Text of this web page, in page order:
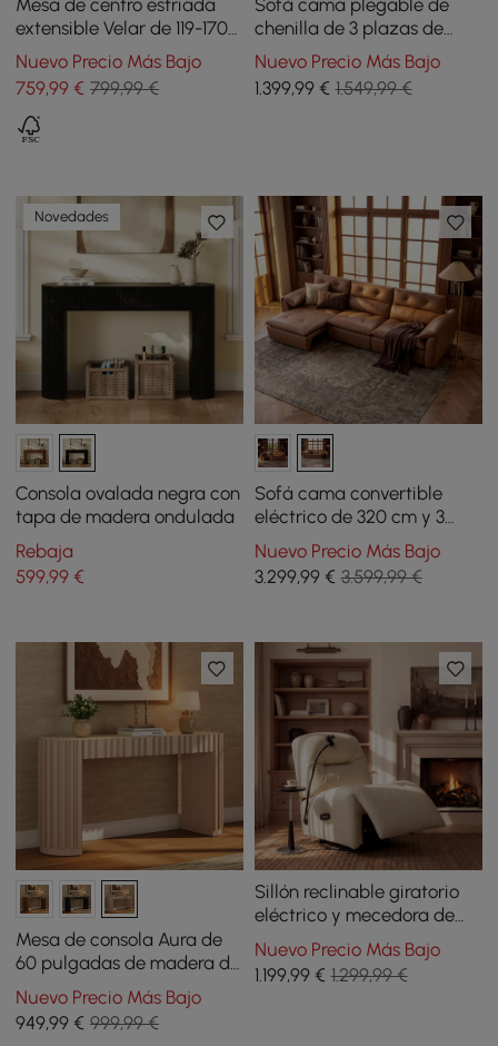
extensible Velar de 119-170
cm con tapa de piedra
sinterizada y
almacenamiento
Nuevo Precio Más Bajo
759,99 € 799,99 €
chenilla de 3 plazas de
204cm con funda extraíble
Nuevo Precio Más Bajo
1.399,99€ 1.549,99 €
Novedades
Consola ovalada negra con
tapa de madera ondulada
Rebaja
599,99 €
Sofá cama convertible
eléctrico de 320 cm y 3
plazas de cuero genuino
con reposacabezas
ajustables
Nuevo Precio Más Bajo
3.299,99€ 3.599,99 €
Mesa de consola Aura de
60 pulgadas de madera de
fresno estriada con
acabado de cal blanca y
superficie de piedra
Nuevo Precio Más Bajo
949,99 € 999,99 €
Sillón reclinable giratorio
eléctrico y mecedora de
cuero auténtico con
soporte para teléfono
Nuevo Precio Más Bajo
1.199,99€ 1.299,99 €